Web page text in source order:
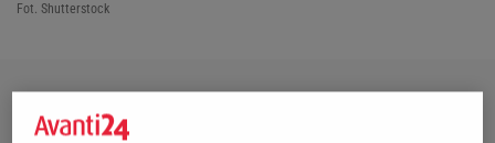
Fot. Shutterstock